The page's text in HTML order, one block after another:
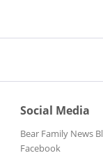
Social Media
Bear Family News
Facebook